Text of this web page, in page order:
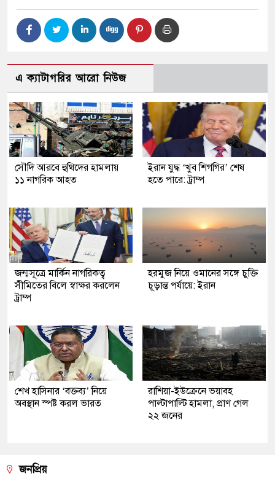
এ ক্যাটাগরির আরো নিউজ
সৌদি আরবে হুথিদের হামলায়
১১ নাগরিক আহত
ইরান যুদ্ধ ‘খুব শিগগির’ শেষ
হতে পারে: ট্রাম্প
জন্মসূত্রে মার্কিন নাগরিকত্ব
সীমিতের বিলে স্বাক্ষর করলেন
ট্রাম্প
হরমুজ নিয়ে ওমানের সঙ্গে চুক্তি
চূড়ান্ত পর্যায়ে: ইরান
শেখ হাসিনার ‘বক্তব্য’ নিয়ে
অবস্থান স্পষ্ট করল ভারত
রাশিয়া-ইউক্রেনে ভয়াবহ
পাল্টাপাল্টি হামলা, প্রাণ গেল
২২ জনের
জনপ্রিয়